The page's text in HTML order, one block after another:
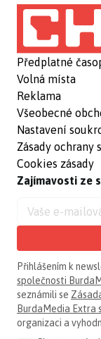
Předplatné
Volná místa
Reklama
Všeobecné
Nastavení
Zásady ochrany
Cookies zásady
Zajímavosti ze
Přihlášením k
společnosti
seznámili se
BurdaMedia Extra
organizaci a